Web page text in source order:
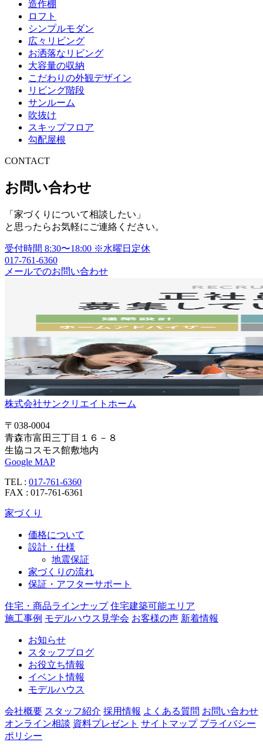
造作棚
ロフト
シンプルモダン
広々リビング
お洒落なリビング
大容量の収納
こだわりの外観デザイン
リビング階段
サンルーム
吹抜け
スキップフロア
勾配屋根
CONTACT
お問い合わせ
「家づくりについて相談したい」
と思ったらお気軽にご連絡ください。
受付時間 8:30〜18:00 ※水曜日定休
017-761-6360
メールでのお問い合わせ
株式会社サンクリエイトホーム
〒038-0004
青森市富田三丁目１６－８
生協コスモス館敷地内
Google MAP
TEL : 017-761-6360
FAX : 017-761-6361
家づくり
価格について
設計・仕様
地震保証
家づくりの流れ
保証・アフターサポート
住宅・商品ラインナップ 住宅建築可能エリア
施工事例 モデルハウス見学会 お客様の声 新着情報
お知らせ
スタッフブログ
お役立ち情報
イベント情報
モデルハウス
会社概要 スタッフ紹介 採用情報 よくある質問 お問い合わせ
オンライン相談 資料プレゼント サイトマップ プライバシー
ポリシー